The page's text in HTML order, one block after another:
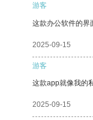
游客
这款办公软件的界
2025-09-15
游客
这款app就像我的
2025-09-15